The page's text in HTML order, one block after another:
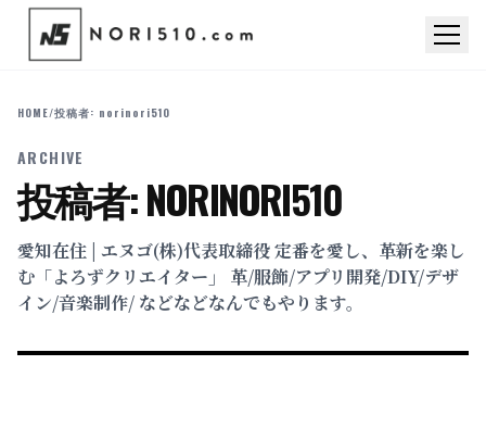
HOME/投稿者: norinori510
ARCHIVE
投稿者:NORINORI510
愛知在住 | エヌゴ(株)代表取締役 定番を愛し、革新を楽し
む「よろずクリエイター」 革/服飾/アプリ開発/DIY/デザ
イン/音楽制作/ などなどなんでもやります。